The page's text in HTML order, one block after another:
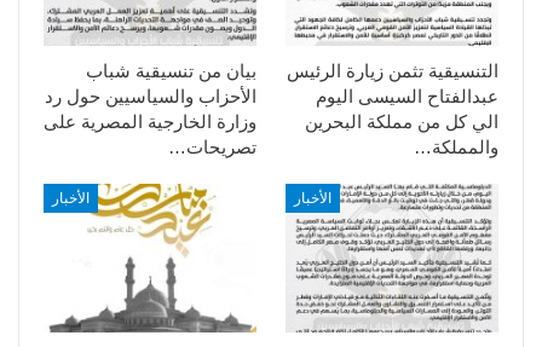
بيان من تنسيقية شباب
الأحزاب والسياسيين حول رد
وزارة الخارجية المصرية على
تصريحات…
التنسيقية تثمن زيارة الرئيس
عبدالفتاح السيسى اليوم
الي كل من مملكة البحرين
والمملكة…
الأخبار الأخبار